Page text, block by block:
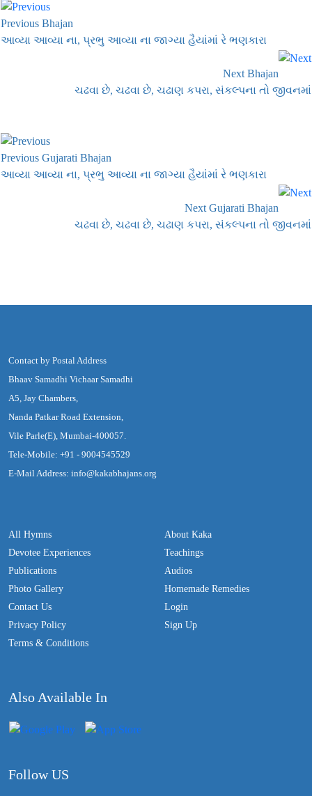
Previous Bhajan
આવ્યા આવ્યા ના, પ્રભુ આવ્યા ના જાગ્યા હૈયાંમાં રે ભણકારા
Next Bhajan
ચઢવા છે, ચઢવા છે, ચઢાણ કપરા, સંકલ્પના તો જીવનમાં
Previous Gujarati Bhajan
આવ્યા આવ્યા ના, પ્રભુ આવ્યા ના જાગ્યા હૈયાંમાં રે ભણકારા
Next Gujarati Bhajan
ચઢવા છે, ચઢવા છે, ચઢાણ કપરા, સંકલ્પના તો જીવનમાં
Contact by Postal Address
Bhaav Samadhi Vichaar Samadhi
A5, Jay Chambers,
Nanda Patkar Road Extension,
Vile Parle(E), Mumbai-400057.
Tele-Mobile: +91 - 9004545529
E-Mail Address: info@kakabhajans.org
All Hymns
Devotee Experiences
Publications
Photo Gallery
Contact Us
Privacy Policy
Terms & Conditions
About Kaka
Teachings
Audios
Homemade Remedies
Login
Sign Up
Also Available In
Follow US